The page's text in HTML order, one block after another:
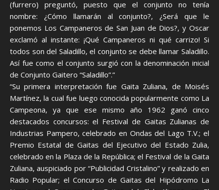
(furrero) preguntó, puesto que el conjunto no tenía
nombre: ¿Cómo llamarán al conjunto?, ¿Será que le
ponemos Los Campaneros de San Juan de Dios?, y Oscar
exclamó al instante: ¡Qué Campaneros ni qué carrizo! Si
todos son del Saladillo, el conjunto se debe llamar Saladillo.
Así fue como el conjunto surgió con la denominación inicial
de Conjunto Gaitero “Saladillo”.”
“Su primera interpretación fue Gaita Zuliana, de Moisés
Martínez, la cual fue luego conocida popularmente como La
Campeona, ya que ese mismo año 1962 ganó cinco
destacados concursos: el Festival de Gaitas Zulianas de
Industrias Pampero, celebrado en Ondas del Lago T.V.; el
Premio Estatal de Gaitas del Ejecutivo del Estado Zulia,
celebrado en la Plaza de la República; el Festival de la Gaita
Zuliana, auspiciado por “Publicidad Cristalino” y realizado en
Radio Popular; el Concurso de Gaitas del Hipódromo La